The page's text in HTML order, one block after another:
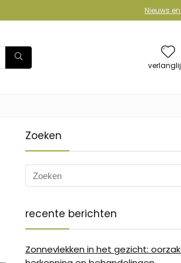
Nieuws
Zoeken
recente berichten
Zonnevlekken in het gezicht: